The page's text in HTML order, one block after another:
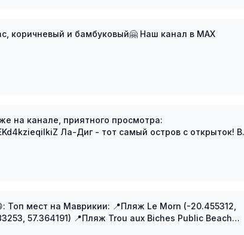
Еще парочка видов лемуров для вас, коричневый и бамбуковый🤗 Наш канал в MAX
на канале, приятного просмотра:
остров с открыток! В
нам взлом
57.364191) 📍Пляж Trou aux Biches Public Beach